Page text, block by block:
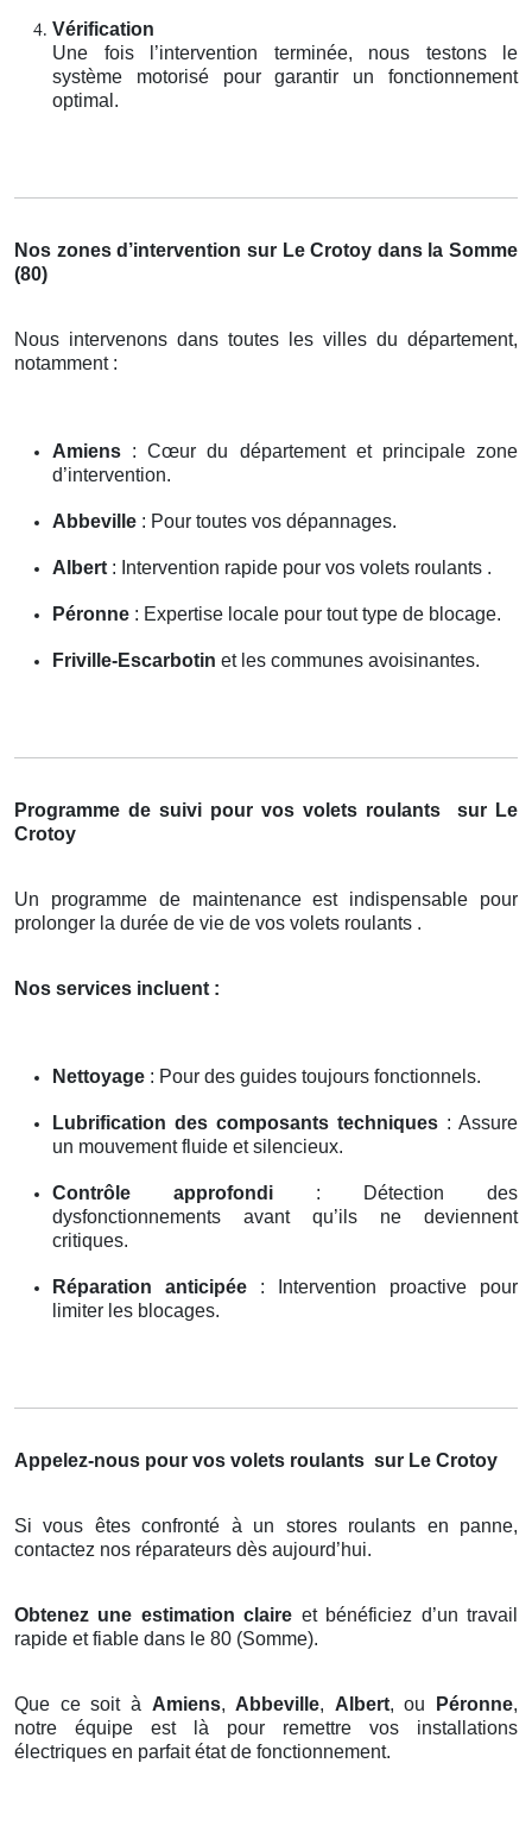
Vérification
Une fois l’intervention terminée, nous testons le
système motorisé pour garantir un fonctionnement
optimal.
Nos zones d’intervention sur Le Crotoy dans la Somme
(80)
Nous intervenons dans toutes les villes du département,
notamment :
Amiens : Cœur du département et principale zone
d’intervention.
Abbeville : Pour toutes vos dépannages.
Albert : Intervention rapide pour vos volets roulants .
Péronne : Expertise locale pour tout type de blocage.
Friville-Escarbotin et les communes avoisinantes.
Programme de suivi pour vos volets roulants
sur Le
Crotoy
Un programme de maintenance est indispensable pour
prolonger la durée de vie de vos volets roulants .
Nos services incluent :
Nettoyage : Pour des guides toujours fonctionnels.
Lubrification des composants techniques : Assure
un mouvement fluide et silencieux.
Contrôle approfondi : Détection des
dysfonctionnements avant qu’ils ne deviennent
critiques.
Réparation anticipée : Intervention proactive pour
limiter les blocages.
Appelez-nous pour vos volets roulants sur Le Crotoy
Si vous êtes confronté à un stores roulants en panne,
contactez nos réparateurs dès aujourd’hui.
Obtenez une estimation claire et bénéficiez d’un travail
rapide et fiable dans le 80 (Somme).
Que ce soit à Amiens, Abbeville, Albert, ou Péronne,
notre équipe est là pour remettre vos installations
électriques en parfait état de fonctionnement.